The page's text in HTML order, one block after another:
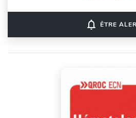
notifications_none ÊTRE